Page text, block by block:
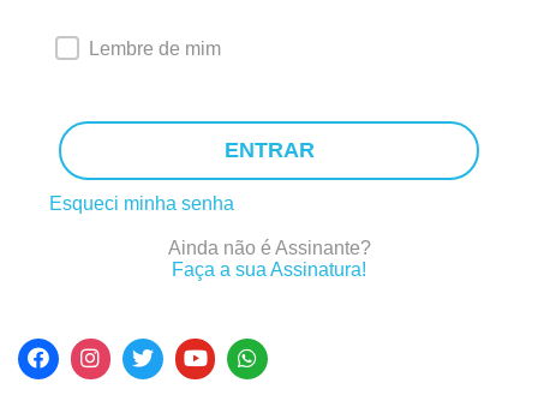
Lembre de mim
ENTRAR
Esqueci minha senha
Ainda não é Assinante?
Faça a sua Assinatura!